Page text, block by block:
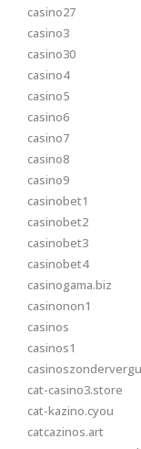
casino27
casino3
casino30
casino4
casino5
casino6
casino7
casino8
casino9
casinobet1
casinobet2
casinobet3
casinobet4
casinogama.biz
casinonon1
casinos
casinos1
cat-casino3.store
cat-kazino.cyou
catcazinos.art